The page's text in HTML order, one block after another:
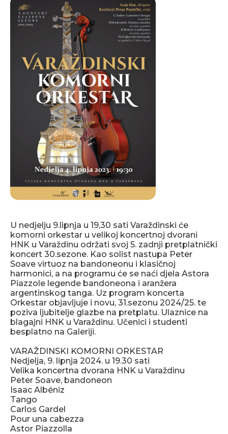
U nedjelju 9.lipnja u 19,30 sati Varaždinski će
komorni orkestar u velikoj koncertnoj dvorani
HNK u Varaždinu održati svoj 5. zadnji pretplatnički
koncert 30.sezone. Kao solist nastupa Peter
Soave virtuoz na bandoneonu i klasičnoj
harmonici, a na programu će se naći djela Astora
Piazzole legende bandoneona i aranžera
argentinskog tanga. Uz program koncerta
Orkestar objavljuje i novu, 31.sezonu 2024/25. te
poziva ljubitelje glazbe na pretplatu. Ulaznice na
blagajni HNK u Varaždinu. Učenici i studenti
besplatno na Galeriji.
VARAŽDINSKI KOMORNI ORKESTAR
Nedjelja, 9. lipnja 2024. u 19.30 sati
Velika koncertna dvorana HNK u Varaždinu
Peter Soave, bandoneon
Isaac Albéniz
Tango
Carlos Gardel
Pour una cabezza
Astor Piazzolla